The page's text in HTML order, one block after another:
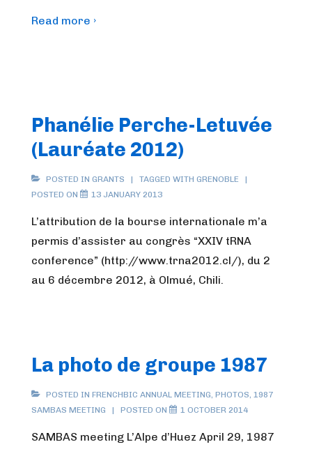
Read more ›
Phanélie Perche-Letuvée
(Lauréate 2012)
POSTED IN GRANTS TAGGED WITH GRENOBLE
POSTED ON
13 JANUARY 2013
L’attribution de la bourse internationale m’a
permis d’assister au congrès “XXIV tRNA
conference” (http://www.trna2012.cl/), du 2
au 6 décembre 2012, à Olmué, Chili.
La photo de groupe 1987
POSTED IN FRENCHBIC ANNUAL MEETING, PHOTOS, 1987
SAMBAS MEETING
POSTED ON 1 OCTOBER 2014
SAMBAS meeting L’Alpe d’Huez April 29, 1987